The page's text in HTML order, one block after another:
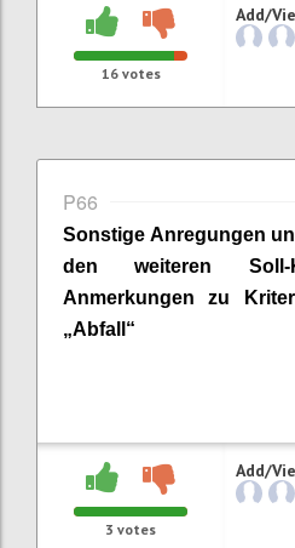
16votes
Add/
P66
Sonstige Anregungen
den weiteren Soll-
Anmerkungen zu
„Abfall “
3 votes
Add/